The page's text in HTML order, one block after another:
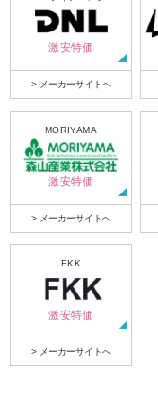
激安特価
> メーカーサイトへ
MORIYAMA
激安特価
> メーカーサイトへ
FKK
激安特価
> メーカーサイトへ